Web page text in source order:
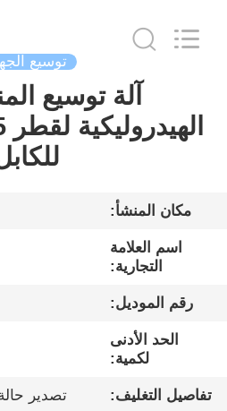
فيديوهات
معلومات
جولة
في
توسيع
آلة توسيع
مكان المنشأ:
اسم العلامة
التجارية:
رقم الموديل:
الحد الأدنى
لكمية:
تفاصيل التغليف: تصدير